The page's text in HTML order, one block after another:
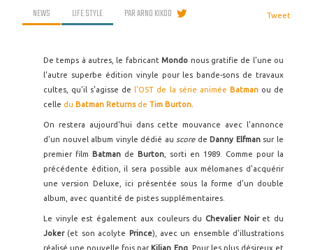
NEWS LIFE STYLE PARARNO KIKOO Tweet
De temps à autres, le fabricantMondo nous gratifie de l'une ou
l'autre superbe édition vinyle pour les bande-sons de travaux
cultes, qu'il s'agisse de l'OST de la série animée Batman ou de
celle du Batman Returns de Tim Burton
On restera aujourd'hui dans cette mouvance avec l'annonce
d'un nouvel album vinyle dédié au scorede Danny Elfmansur le
premier film Batman de Burton , sorti en 1989. Comme pour la
précédente édition, il sera possible aux mélomanes d'acquérir
une version Deluxe, ici présentée sous la forme d'un double
album, avec quantité de pistes supplémentaires.
Le vinyle est également aux couleurs du Chevalier Noir et du
Joker (et son acolyte Prince), avec un ensemble d'illustrations
réalisé une nouvelle fois par Kilian Eng. Pour les plus désireux et